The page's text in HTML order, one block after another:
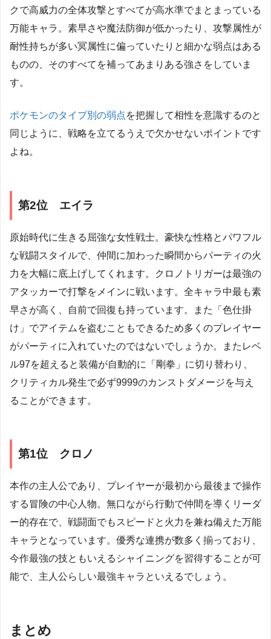
クで高威力の全体攻撃とすべてが高水準でまとまっている
万能キャラ。素早さや魔法防御が低かったり、攻撃属性が
耐性持ちが多い冥属性に偏っていたりと細かな弱点はある
ものの、そのすべてを補ってあまりある強さをしていま
す。
ポケモンのタイプ別の弱点を把握して相性を意識するのと
同じように、戦略を立てるうえで欠かせないポイントです
よね。
第2位 エイラ
原始時代に生きる屈強な女性戦士。豪快な性格とパワフル
な戦闘スタイルで、仲間に加わった瞬間からパーティの火
力を大幅に底上げしてくれます。クロノトリガーは最強の
アタッカーで打撃をメインに戦います。全キャラ中最も素
早さが高く、自前で回復も持っています。また「色仕掛
け」でアイテムを盗むこともできるため多くのプレイヤー
がパーティに入れていたのではないでしょうか。またレベ
ル97を超えると装備が自動的に「剛拳」に切り替わり、
クリティカル発生で必ず9999のカンストダメージを与え
ることができます。
第1位 クロノ
本作の主人公であり、プレイヤーが最初から最後まで操作
する冒険の中心人物。無口ながら行動で仲間を導くリーダ
ー的存在で、戦闘面でもスピードと火力を兼ね備えた万能
キャラとなっています。優秀な連携が数多く揃っており、
今作最強の技ともいえるシャイニングを習得することが可
能で、主人公らしい最強キャラといえるでしょう。
まとめ